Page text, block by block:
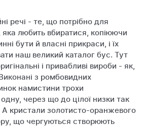
речі - те, що потрібно для
яка любить вбиратися, копіюючи
бути й власні прикраси, і їх
наш великий каталог бус. Тут
і привабливі вироби - як,
з ромбовидних
намистини трохи
через що до цілої низки так
А кристали золотисто-оранжевого
що чергуються створюють